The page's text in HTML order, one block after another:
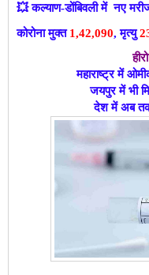
💥कल्याण-डोंबिवली में नए
कोरोना मुक्त1,42,090, मृत्यु
महाराष्ट्र में
जयपुर में भी
देश में अब